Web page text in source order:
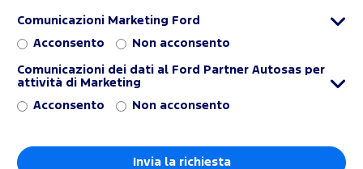
Comunicazioni Marketing Ford
Acconsento Non acconsento
Comunicazioni dei dati al Ford Partner Autosas per
attività di Marketing
Acconsento Non acconsento